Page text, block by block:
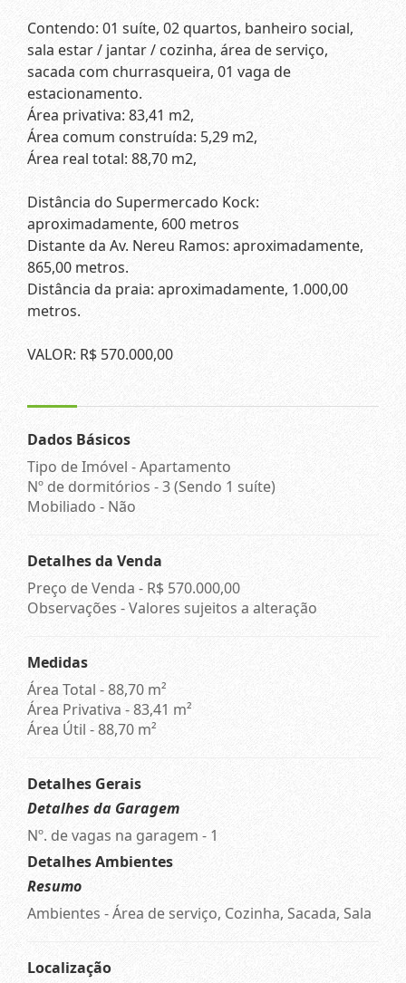
Contendo: 01 suíte, 02 quartos, banheiro social,
sala estar / jantar / cozinha, área de serviço,
sacada com churrasqueira, 01 vaga de
estacionamento.
Área privativa: 83,41 m2,
Área comum construída: 5,29 m2,
Área real total: 88,70 m2,
Distância do Supermercado Kock:
aproximadamente, 600 metros
Distante da Av. Nereu Ramos: aproximadamente,
865,00 metros.
Distância da praia: aproximadamente, 1.000,00
metros.
VALOR: R$ 570.000,00
Dados Básicos
Tipo de Imóvel - Apartamento
Nº de dormitórios - 3 (Sendo 1 suíte)
Mobiliado - Não
Detalhes da Venda
Preço de Venda - R$ 570.000,00
Observações - Valores sujeitos a alteração
Medidas
Área Total - 88,70 m²
Área Privativa - 83,41 m²
Área Útil - 88,70 m²
Detalhes Gerais
Detalhes da Garagem
Nº. de vagas na garagem - 1
Detalhes Ambientes
Resumo
Ambientes - Área de serviço, Cozinha, Sacada, Sala
Localização